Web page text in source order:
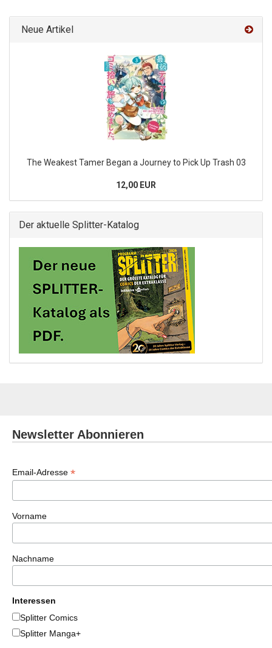
Neue Artikel
The Weakest Tamer Began a Journey to Pick Up Trash 03
12,00 EUR
Der aktuelle Splitter-Katalog
Newsletter Abonnieren
Email-Adresse *
Vorname
Nachname
Interessen
Splitter Comics
Splitter Manga+